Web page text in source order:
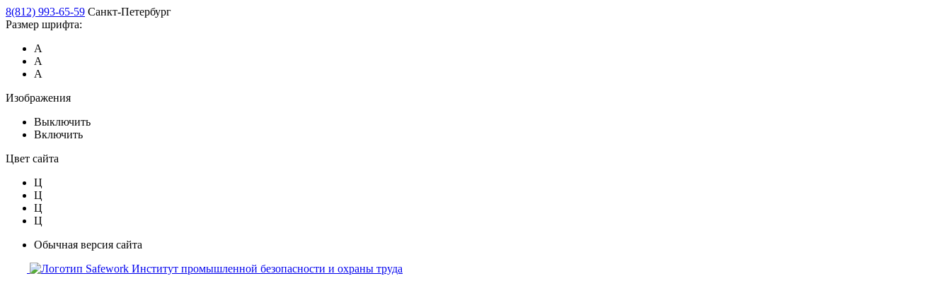
8(812) 993-65-59 Санкт-Петербург
Размер шрифта:
А
А
А
Изображения
Выключить
Включить
Цвет сайта
Ц
Ц
Ц
Ц
Обычная версия сайта
Safework Институт промышленной безопасности и охраны труда